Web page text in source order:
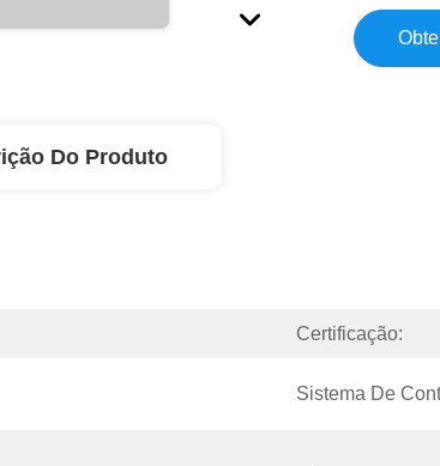
Do Produto
Certificação:
Sistema De